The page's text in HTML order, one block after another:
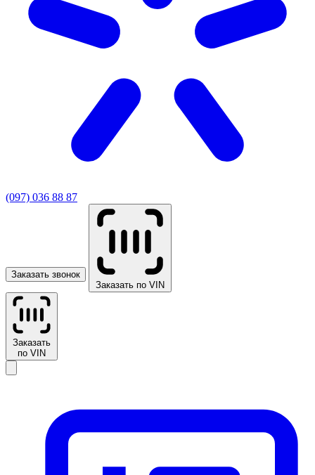
(097) 036 88 87
Заказать звонок
Заказать по VIN
Заказать
по VIN